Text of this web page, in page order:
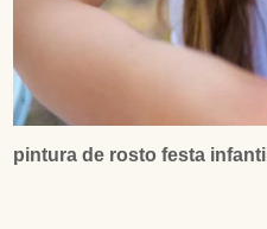
pintura de rosto festa infantil